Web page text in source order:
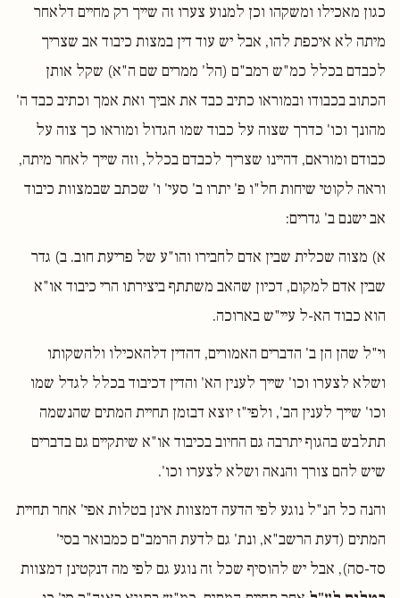
כגון מאכילו ומשקהו וכן למנוע צערו זה שייך רק מחיים דלאחר
מיתה לא איכפת להו, אבל יש עוד דין במצות כיבוד אב שצריך
לכבדם בכלל כמ"ש רמב"ם (הל' ממרים שם ה"א) שקל אותן
הכתוב בכבודו ובמוראו כתיב כבד את אביך ואת אמך וכתיב כבד ה'
מהונך וכו' כדרך שצוה על כבוד שמו הגדול ומוראו כך צוה על
כבודם ומוראם, דהיינו שצריך לכבדם בכלל, וזה שייך לאחר מיתה,
וראה לקוטי שיחות חל"ו פ' יתרו ב' סעי' ו' שכתב שבמצוות כיבוד
אב ישנם ב' גדרים:
א) מצוה שכלית שבין אדם לחבירו והו"ע של פריעת חוב. ב) גדר
שבין אדם למקום, דכיון שהאב משתתף ביצירתו הרי כיבוד או"א
הוא כבוד הא-ל עיי"ש בארוכה.
וי"ל שהן הן ב' הדברים האמורים, דהדין דלהאכילו ולהשקותו
ושלא לצערו וכו' שייך לענין הא' והדין דכיבוד בכלל לגדל שמו
וכו' שייך לענין הב', ולפי"ז יוצא דבזמן תחיית המתים שהנשמה
תתלבש בהגוף יתרבה גם החיוב בכיבוד או"א שיתקיים גם בדברים
שיש להם צורך והנאה ושלא לצערו וכו'.
והנה כל הנ"ל נוגע לפי הדעה דמצוות אינן בטלות אפי' אחר תחיית
המתים (דעת הרשב"א, ונת' גם לדעת הרמב"ם כמבואר בסי'
סד-סה), אבל יש להוסיף שכל זה נוגע גם לפי מה דנקטינן דמצוות